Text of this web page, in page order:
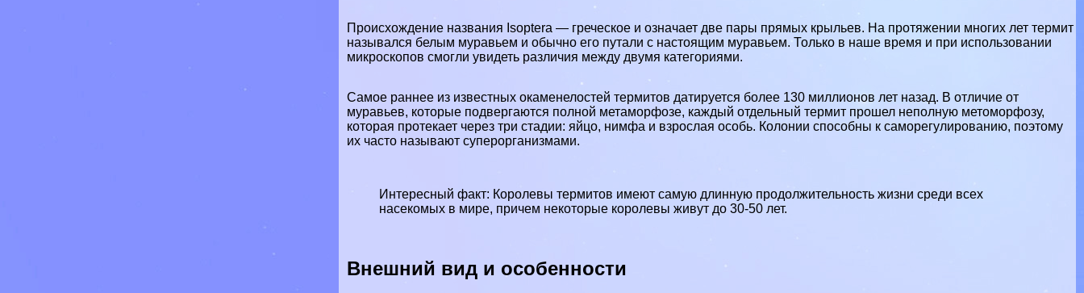
Происхождение названия Isoptera — греческое и означает две пары прямых крыльев. На протяжении многих лет термит
назывался белым муравьем и обычно его путали с настоящим муравьем. Только в наше время и при использовании
микроскопов смогли увидеть различия между двумя категориями.
Самое раннее из известных окаменелостей термитов датируется более 130 миллионов лет назад. В отличие от
муравьев, которые подвергаются полной метаморфозе, каждый отдельный термит прошел неполную метоморфозу,
которая протекает через три стадии: яйцо, нимфа и взрослая особь. Колонии способны к саморегулированию, поэтому
их часто называют суперорганизмами.
Интересный факт: Королевы термитов имеют самую длинную продолжительность жизни среди всех
насекомых в мире, причем некоторые королевы живут до 30-50 лет.
Внешний вид и особенности